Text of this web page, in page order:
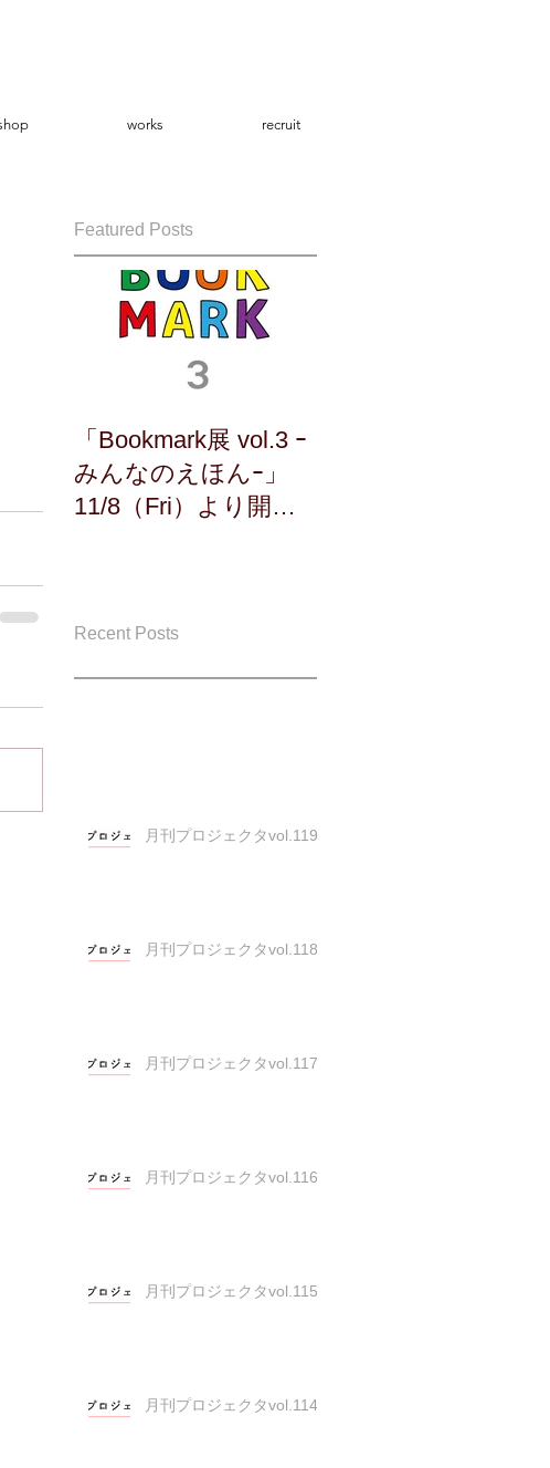
works recruit
Featured Posts
「Bookmark展 vol.3 ｰ
みんなのえほんｰ」
11/8（Fri）より開
Recent Posts
月刊プロジェクタvol.119
月刊プロジェクタvol.118
月刊プロジェクタvol.117
月刊プロジェクタvol.116
月刊プロジェクタvol.115
月刊プロジェクタvol.114